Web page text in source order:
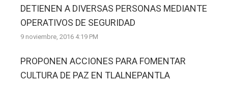
DETIENEN A DIVERSAS PERSONAS MEDIANTE
OPERATIVOS DE SEGURIDAD
9 noviembre, 2016 4:19 PM
PROPONEN ACCIONES PARA FOMENTAR
CULTURA DE PAZ EN TLALNEPANTLA